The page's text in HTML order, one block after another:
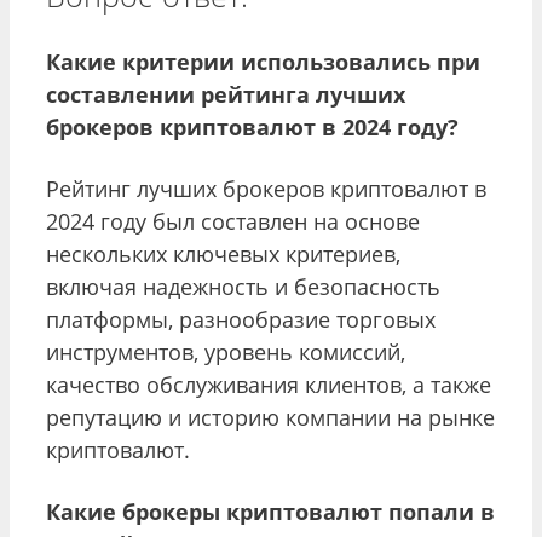
Какие критерии использовались при
составлении рейтинга лучших
брокеров криптовалют в 2024 году?
Рейтинг лучших брокеров криптовалют в
2024 году был составлен на основе
нескольких ключевых критериев,
включая надежность и безопасность
платформы, разнообразие торговых
инструментов, уровень комиссий,
качество обслуживания клиентов, а также
репутацию и историю компании на рынке
криптовалют.
Какие брокеры криптовалют попали в